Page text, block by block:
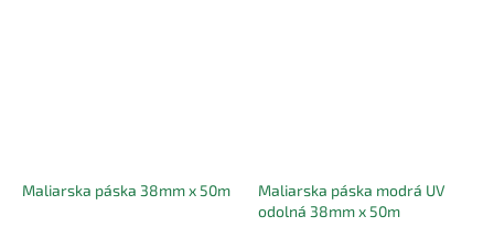
Maliarska páska 38mm x 50m
Maliarska páska modrá UV
odolná 38mm x 50m